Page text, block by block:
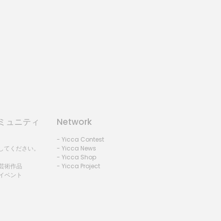
ュニティ
ください。
術作品
ベント
Network
- Yicca Contest
- Yicca News
- Yicca Shop
- Yicca Project